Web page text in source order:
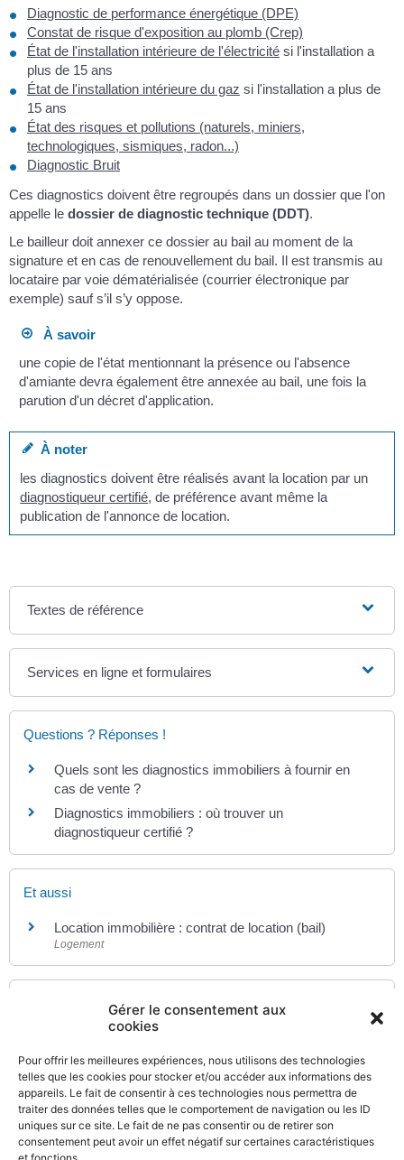
Gérer le consentement aux
cookies
Pour offrir les meilleures expériences, nous utilisons des technologies
telles que les cookies pour stocker et/ou accéder aux informations des
appareils. Le fait de consentir à ces technologies nous permettra de
traiter des données telles que le comportement de navigation ou les ID
uniques sur ce site. Le fait de ne pas consentir ou de retirer son
consentement peut avoir un effet négatif sur certaines caractéristiques
Diagnostic de performance énergétique (DPE)
Constat de risque d'exposition au plomb (Crep)
État de l'installation intérieure de l'électricité si l'installation a
plus de 15 ans
État de l'installation intérieure du gaz si l'installation a plus de
15 ans
État des risques et pollutions (naturels, miniers,
technologiques, sismiques, radon...)
Diagnostic Bruit
Ces diagnostics doivent être regroupés dans un dossier que l'on
appelle le dossier de diagnostic technique (DDT).
Le bailleur doit annexer ce dossier au bail au moment de la
signature et en cas de renouvellement du bail. Il est transmis au
locataire par voie dématérialisée (courrier électronique par
exemple) sauf s’il s’y oppose.
À savoir
une copie de l'état mentionnant la présence ou l'absence
d'amiante devra également être annexée au bail, une fois la
parution d'un décret d'application.
À noter
les diagnostics doivent être réalisés avant la location par un
diagnostiqueur certifié, de préférence avant même la
publication de l'annonce de location.
Textes de référence
Services en ligne et formulaires
Questions ? Réponses !
Quels sont les diagnostics immobiliers à fournir en
cas de vente ?
Diagnostics immobiliers : où trouver un
diagnostiqueur certifié ?
Et aussi
Location immobilière : contrat de location (bail)
Logement
Pour en savoir plus
vente ou de location
Institut national de la consommation (INC)
Information sur les risques naturels
Première ministre